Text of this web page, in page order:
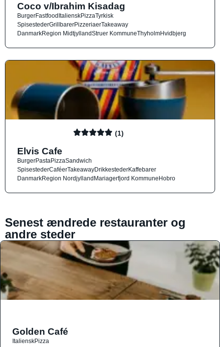
Coco v/Ibrahim Kisadag
BurgerFastfoodItalienskPizzaTyrkisk
SpisestederGrillbarerPizzeriaerTakeaway
DanmarkRegion MidtjyllandStruer KommuneThyholmHvidbjerg
(1)
Elvis Cafe
BurgerPastaPizzaSandwich
SpisestederCaféerTakeawayDrikkestederKaffebarer
DanmarkRegion NordjyllandMariagerfjord KommuneHobro
Senest ændrede restauranter og
andre steder
Golden Café
ItalienskPizza